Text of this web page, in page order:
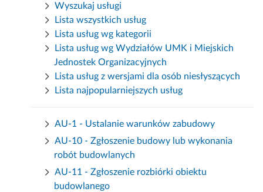
Wyszukaj usługi
Lista wszystkich usług
Lista usług wg kategorii
Lista usług wg Wydziałów UMK i Miejskich
Jednostek Organizacyjnych
Lista usług z wersjami dla osób niesłyszących
Lista najpopularniejszych usług
AU-1 - Ustalanie warunków zabudowy
AU-10 - Zgłoszenie budowy lub wykonania
robót budowlanych
AU-11 - Zgłoszenie rozbiórki obiektu
budowlanego